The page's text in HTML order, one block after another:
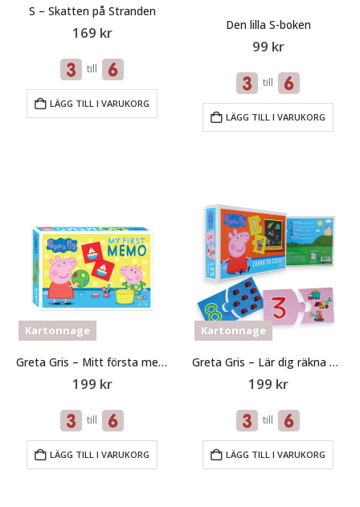
S – Skatten på Stranden
169 kr
till
LÄGG TILL I VARUKORG
Den lilla S-boken
99 kr
till
LÄGG TILL I VARUKORG
Kartonnage
Greta Gris – Mitt första memo
199 kr
till
LÄGG TILL I VARUKORG
Kartonnage
Greta Gris – Lär dig räkna med pussel
199 kr
till
LÄGG TILL I VARUKORG